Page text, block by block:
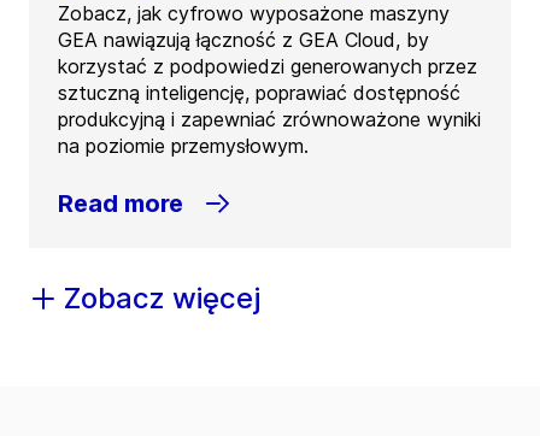
Zobacz, jak cyfrowo wyposażone maszyny
GEA nawiązują łączność z GEA Cloud, by
korzystać z podpowiedzi generowanych przez
sztuczną inteligencję, poprawiać dostępność
produkcyjną i zapewniać zrównoważone wyniki
na poziomie przemysłowym.
Read more
Zobacz więcej